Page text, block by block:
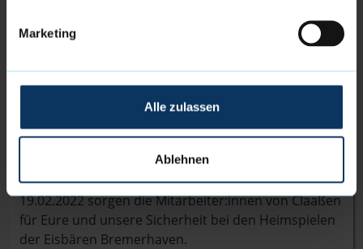
Marketing
Alle zulassen
Ablehnen
neuer Sicherheitspartner der Eisbären
Die Eisbären Bremerhaven freuen sich, die
Sicherheit- und Dienstleistung Claaßen GmbH
neuen Partner begrüßen zu dürfen. Bereits ab dem
19.02.2022 sorgen die Mitarbeiter:innen von Claaßen
für Eure und unsere Sicherheit bei den Heimspielen
der Eisbären Bremerhaven.